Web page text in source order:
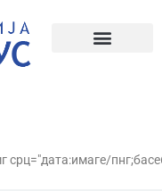
срц="дата:имаге/